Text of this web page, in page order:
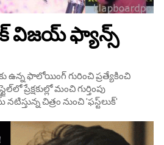
విజయ్‌ ఫ్యాన్స్‌
ఫాలోయింగ్‌ గురించి ప్రత్యేకించి
ప్రేక్షకుల్లో మంచి గుర్తింపు
చిత్రం నుంచి 'ఫస్ట్‌లుక్‌'